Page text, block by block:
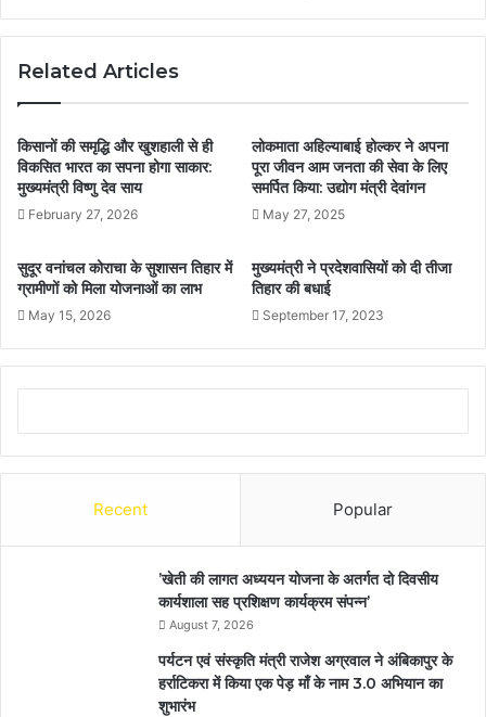
Related Articles
किसानों की समृद्धि और खुशहाली से ही
विकसित भारत का सपना होगा साकार:
मुख्यमंत्री विष्णु देव साय
February 27, 2026
लोकमाता अहिल्याबाई होल्कर ने अपना
पूरा जीवन आम जनता की सेवा के लिए
समर्पित किया: उद्योग मंत्री देवांगन
May 27, 2025
सुदूर वनांचल कोराचा के सुशासन तिहार में
ग्रामीणों को मिला योजनाओं का लाभ
May 15, 2026
मुख्यमंत्री ने प्रदेशवासियों को दी तीजा
तिहार की बधाई
September 17, 2023
Recent Popular
’खेती की लागत अध्ययन योजना के अतर्गत दो दिवसीय
कार्यशाला सह प्रशिक्षण कार्यक्रम संपन्न’
August 7, 2026
पर्यटन एवं संस्कृति मंत्री राजेश अग्रवाल ने अंबिकापुर के
हर्राटिकरा में किया एक पेड़ माँ के नाम 3.0 अभियान का
शुभारंभ